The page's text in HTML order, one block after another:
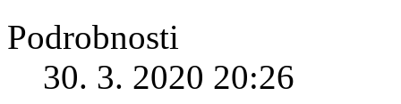
Podrobnosti
30. 3. 2020 20:26